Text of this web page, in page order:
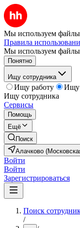
Мы используем файлы
Правила
Мы используем файлы
Понятно
Ищу сотрудника
Ищу работу
Ищу
Ищу сотрудника
Сервисы
Помощь
Ещё
Поиск
Алачково
Войти
Войти
Зарегистрироваться
Поиск
/